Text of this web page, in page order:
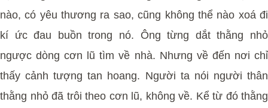
nào, có yêu thương ra sao, cũng không thể nào xoá đi
kí ức đau buồn trong nó. Ông từng dắt thằng nhỏ
ngược dòng cơn lũ tìm về nhà. Nhưng về đến nơi chỉ
thấy cảnh tượng tan hoang. Người ta nói người thân
thằng nhỏ đã trôi theo cơn lũ, không về. Kể từ đó thằng